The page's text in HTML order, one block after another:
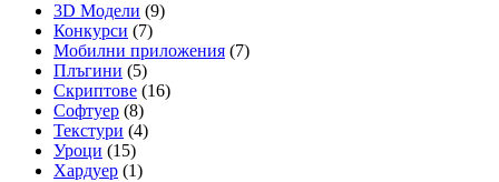
3D Модели (9)
Конкурси (7)
Мобилни приложения (7)
Плъгини (5)
Скриптове (16)
Софтуер (8)
Текстури (4)
Уроци (15)
Хардуер (1)